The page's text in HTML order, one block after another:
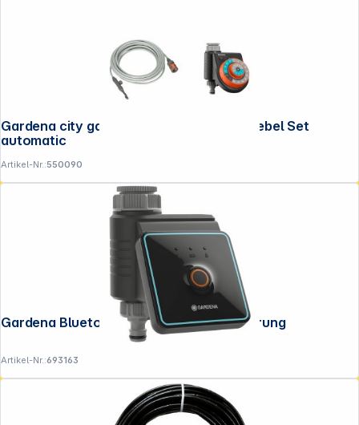
Gardena city gardening Outdoor Sprühnebel Set
automatic
Artikel-Nr.:550090
Gardena Bluetooth Bewässerungssteuerung
Artikel-Nr.:693163